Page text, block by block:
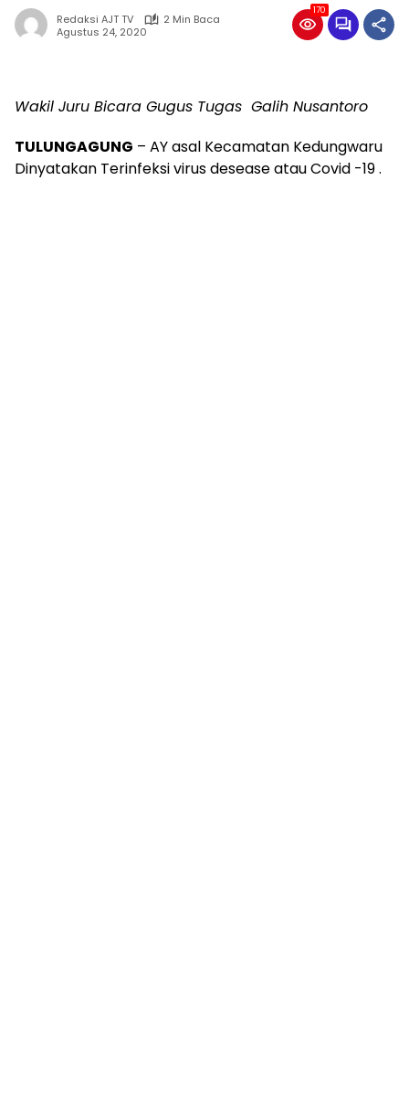
Redaksi AJT TV
2 Min Baca
Agustus 24, 2020
170
Wakil Juru Bicara Gugus Tugas Galih Nusantoro
TULUNGAGUNG – AY asal Kecamatan Kedungwaru
Dinyatakan Terinfeksi virus desease atau Covid -19 .